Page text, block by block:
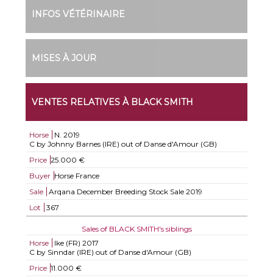
INFOS VÉTÉRINAIRE
MISES À JOUR
VENTES RELATIVES À BLACK SMITH
Horse N. 2019
C by Johnny Barnes (IRE) out of Danse d'Amour (GB)
Price 25.000 €
Buyer Horse France
Sale
Arqana December Breeding Stock Sale 2019
Lot
367
Sales of BLACK SMITH's siblings
Horse
Ike (FR) 2017
C by Sinndar (IRE) out of Danse d'Amour (GB)
Price 11.000 €